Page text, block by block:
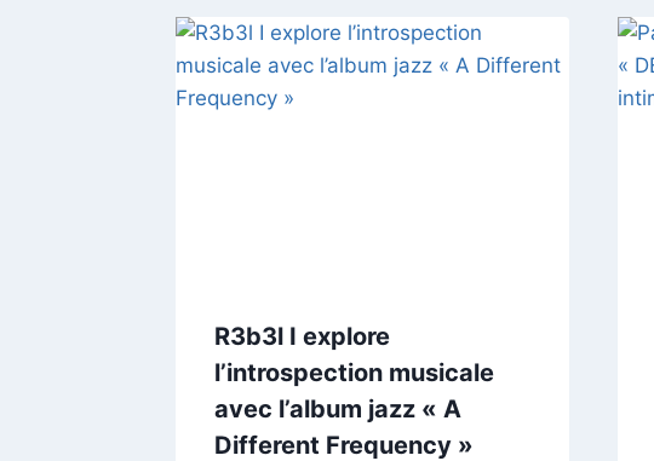
R3b3l I explore
l’introspection musicale
avec l’album jazz « A
Different Frequency »